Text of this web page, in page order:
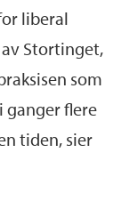
liberal
Stortinget,
som
ganger flere
tiden, sier